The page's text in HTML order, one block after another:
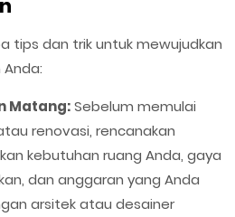
tips dan trik untuk mewujudkan
Matang:Sebelum memulai
renovasi, rencanakan
kebutuhan ruang Anda, gaya
dan anggaran yang Anda
arsitek atau desainer